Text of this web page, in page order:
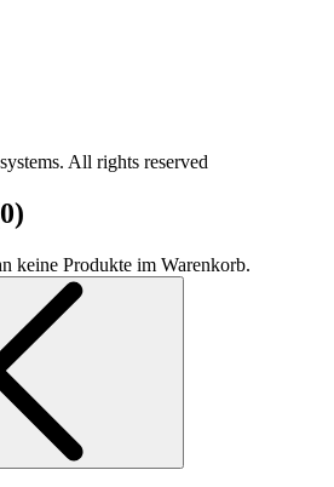
All rights reserved
0)
keine Produkte im Warenkorb.